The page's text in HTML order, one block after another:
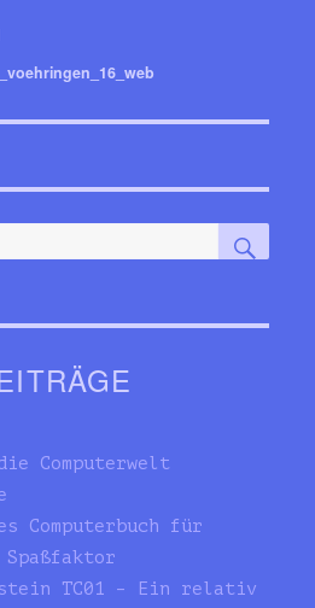
Computerwelt
Computerbuch für
TC01 – Ein relativ